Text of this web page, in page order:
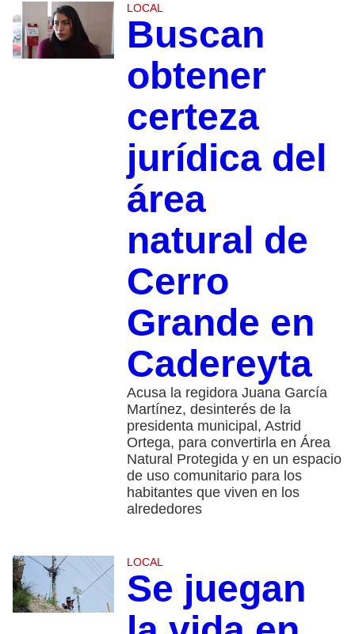
LOCAL
Buscan
obtener
certeza
jurídica del
área
natural de
Cerro
Grande en
Cadereyta
Acusa la regidora Juana García
Martínez, desinterés de la
presidenta municipal, Astrid
Ortega, para convertirla en Área
Natural Protegida y en un espacio
de uso comunitario para los
habitantes que viven en los
alrededores
LOCAL
Se juegan